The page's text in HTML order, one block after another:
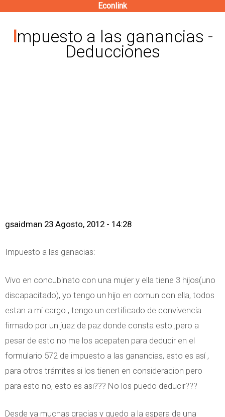
contenido
principal
Econlink
Impuesto a las ganancias -
Deducciones
gsaidman 23 Agosto, 2012 - 14:28
Impuesto a las ganacias:
Vivo en concubinato con una mujer y ella tiene 3 hijos(uno
discapacitado), yo tengo un hijo en comun con ella, todos
estan a mi cargo , tengo un certificado de convivencia
firmado por un juez de paz donde consta esto ,pero a
pesar de esto no me los acepaten para deducir en el
formulario 572 de impuesto a las ganancias, esto es así ,
para otros trámites si los tienen en consideracion pero
para esto no, esto es asi??? No los puedo deducir???
Desde ya muchas gracias y quedo a la espera de una